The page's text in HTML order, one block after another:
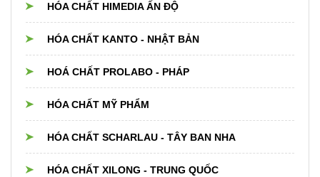
HÓA CHẤT HIMEDIA ẤN ĐỘ
HÓA CHẤT KANTO - NHẬT BẢN
HOÁ CHẤT PROLABO - PHÁP
HÓA CHẤT MỸ PHẨM
HÓA CHẤT SCHARLAU - TÂY BAN NHA
HÓA CHẤT XILONG - TRUNG QUỐC